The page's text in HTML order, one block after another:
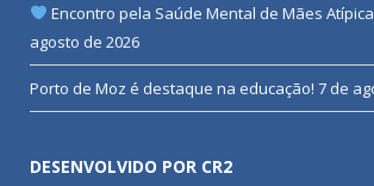
Encontro pela Saúde Mental de Mães
agosto de 2026
Porto de Moz é destaque na educação! 7 de
DESENVOLVIDO POR CR2